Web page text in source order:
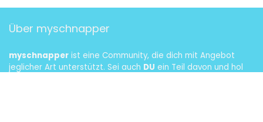
Über myschnapper
myschnapper ist eine Community, die dich mit Angebot
jeglicher Art unterstützt. Sei auch DU ein Teil davon und hol